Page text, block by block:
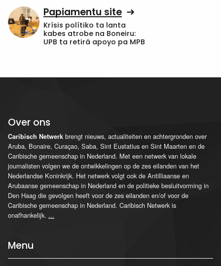
Papiamentu site
Krísis polítiko ta lanta
kabes atrobe na Boneiru:
UPB ta retirá apoyo pa MPB
Over ons
Caribisch Netwerk brengt nieuws, actualiteiten en achtergronden over
Aruba, Bonaire, Curaçao, Saba, Sint Eustatius en Sint Maarten en de
Caribische gemeenschap in Nederland. Met een netwerk van lokale
journalisten volgen we de ontwikkelingen op de zes eilanden van het
Nederlandse Koninkrijk. Het netwerk volgt ook de Antilliaanse en
Arubaanse gemeenschap in Nederland en de politieke besluitvorming in
Den Haag die gevolgen heeft voor de zes eilanden en/of voor de
Caribische gemeenschap in Nederland. Caribisch Netwerk is
onafhankelijk. ...
Menu